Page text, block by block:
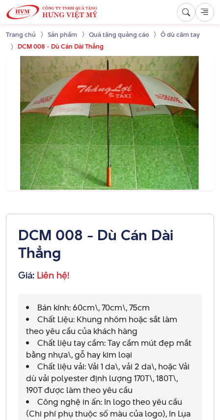
Trang chủ Sản phẩm Quà tặng quảng cáo
Ô dù cầm tay
DCM 008 - Dù Cán Dài Thẳng
DCM 008 - Dù Cán Dài
Thẳng
Giá: Liên hệ!
Bán kính: 60cm\, 70cm\, 75cm
Chất Liệu: Khung nhôm hoặc sắt làm
theo yêu cầu của khách hàng
Chất liệu tay cầm: Tay cầm mút đẹp mắt
bằng nhựa\, gỗ hay kim loại
Chất liệu vải: Vải 1 da\, vải 2 da\, hoặc Vải
dù vải polyester định lượng 170T\, 180T\,
190T được làm theo yêu cầu
Công nghệ in ấn: In logo theo yêu cầu
(Chi phí phụ thuộc số màu của logo), In Lụa